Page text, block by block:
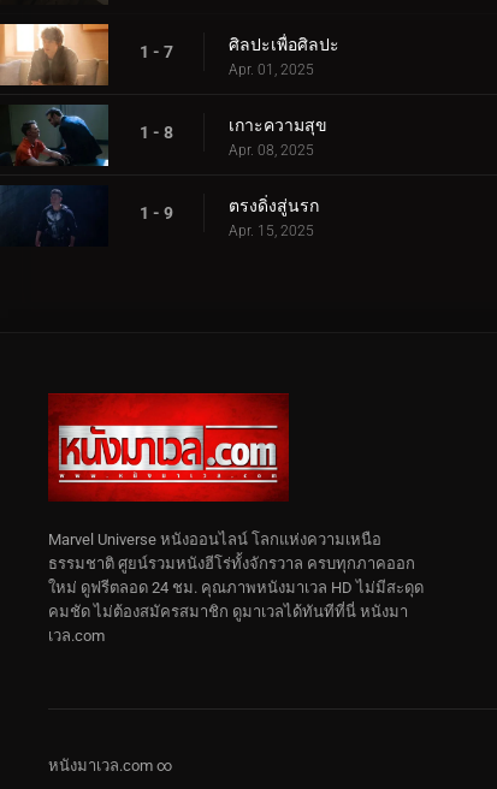
1 - 7 ศิลปะเพื่อศิลปะ
Apr. 01, 2025
1 - 8 เกาะความสุข
Apr. 08, 2025
1 - 9 ตรงดิ่งสู่นรก
Apr. 15, 2025
Marvel Universe หนังออนไลน์ โลกแห่งความเหนือ
ธรรมชาติ ศูยน์รวมหนังฮีโร่ทั้งจักรวาล ครบทุกภาคออก
ใหม่ ดูฟรีตลอด 24 ชม. คุณภาพหนังมาเวล HD ไม่มีสะดุด
คมชัด ไม่ต้องสมัครสมาชิก ดูมาเวลได้ทันทีที่นี่ หนังมา
เวล.com
หนังมาเวล.com ∞